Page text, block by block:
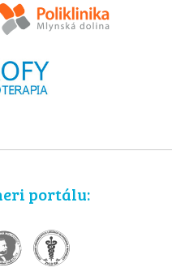
portálu: